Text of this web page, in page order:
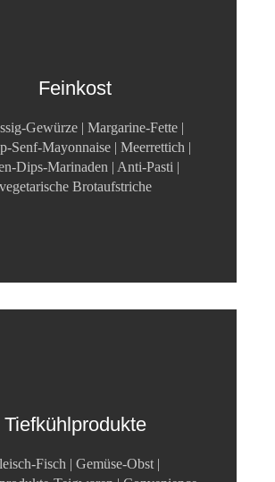
Feinkost
Gewürze | Margarine-Fette |
Senf-Mayonnaise | Meerrettich |
Dips-Marinaden | Anti-Pasti |
vegetarische Brotaufstriche
Tiefkühlprodukte
Fisch | Gemüse-Obst |